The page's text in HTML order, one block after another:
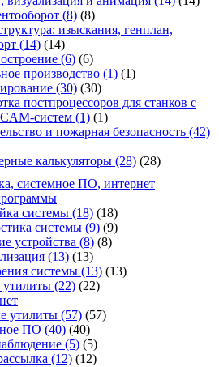
(8) (8)
изыскания, генплан,
(14) (14)
(6) (6)
производство (1) (1)
(30) (30)
постпроцессоров для станков с
систем (1) (1)
и пожарная безопасность (42)
калькуляторы (28) (28)
системное ПО, интернет
системы (18) (18)
системы (9) (9)
устройства (8) (8)
(13) (13)
системы (13) (13)
утилиты (22) (22)
утилиты (57) (57)
ПО (40) (40)
(5) (5)
(12) (12)